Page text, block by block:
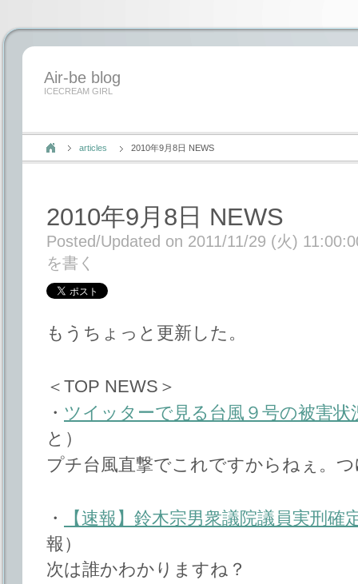
Air-be blog
ICECREAM GIRL
articles 2010年9月8日 NEWS
2010年9月8日 NEWS
Posted/Updated on 2011/11/29 (火)
を書く
もうちょっと更新した。
＜TOP NEWS＞
・ ツイッターで見る台風９号の被害状
と）
プチ台風直撃でこれですからねぇ。
・
【速報】鈴木宗男衆議院議員実刑確
報）
次は誰かわかりますね？